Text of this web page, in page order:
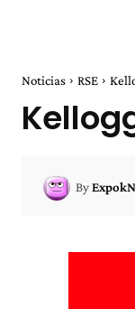
Noticias RSE
By